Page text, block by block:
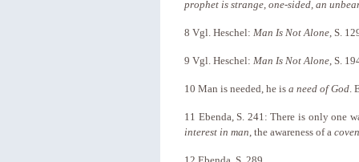
prophet is strange, one-sided, an
8 Vgl. Heschel: Man Is Not Alone, S.
9 Vgl. Heschel: Man Is Not Alone, S.
10 Man is needed, he is a need of God.
11 Ebenda, S. 241: There is only one
interest in man, the awareness of a